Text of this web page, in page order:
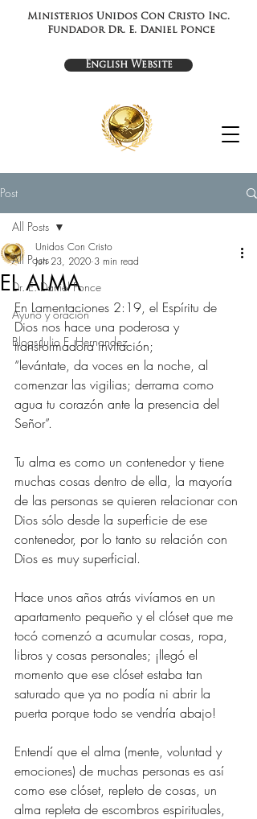
Ministerios Unidos Con Cristo Inc.
Fundador Dr. E. Daniel Ponce
English Website
Post
All Posts
Dr. E. Daniel Ponce
Ayuno y oración
Blogs Julio E. Hernandez
All Posts
EL ALMA
Unidos Con Cristo
Jun 23, 2020 3 min read
En Lamentaciones 2:19, el Espíritu de
Dios nos hace una poderosa y
transformadora invitación;
“levántate, da voces en la noche, al
comenzar las vigilias; derrama como
agua tu corazón ante la presencia del
Señor”.
Tu alma es como un contenedor y tiene
muchas cosas dentro de ella, la mayoría
de las personas se quieren relacionar con
Dios sólo desde la superficie de ese
contenedor, por lo tanto su relación con
Dios es muy superficial.
Hace unos años atrás vivíamos en un
apartamento pequeño y el clóset que me
tocó comenzó a acumular cosas, ropa,
libros y cosas personales; ¡llegó el
momento que ese clóset estaba tan
saturado que ya no podía ni abrir la
puerta porque todo se vendría abajo!
Entendí que el alma (mente, voluntad y
emociones) de muchas personas es así
como ese clóset, repleto de cosas, un
alma repleta de escombros espirituales,